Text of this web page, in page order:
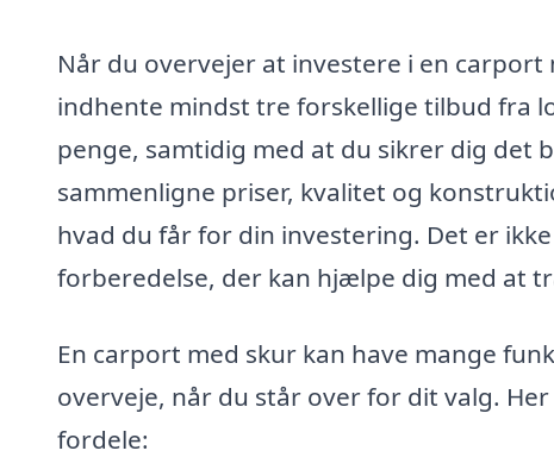
Når du overvejer at investere i en
indhente mindst tre forskellige tilbud fra
penge, samtidig med at du sikrer dig det
sammenligne priser, kvalitet og
hvad du får for din investering. Det er
forberedelse, der kan hjælpe dig med at
En carport med skur kan have mange
overveje, når du står over for dit valg.
fordele: